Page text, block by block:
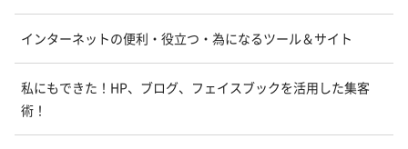
インターネットの便利・役立つ・為になるツール＆サイト
私にもできた！HP、ブログ、フェイスブックを活用した集客
術！